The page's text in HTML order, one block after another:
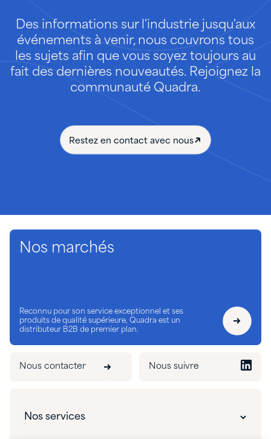
Des informations sur l'industrie jusqu'aux
événements à venir, nous couvrons tous
les sujets afin que vous soyez toujours au
fait des dernières nouveautés. Rejoignez la
communauté Quadra.
Restez en contact avec nous
Nos marchés
Reconnu pour son service exceptionnel et ses
produits de qualité supérieure, Quadra est un
distributeur B2B de premier plan.
Nous contacter Nous suivre
Nos services